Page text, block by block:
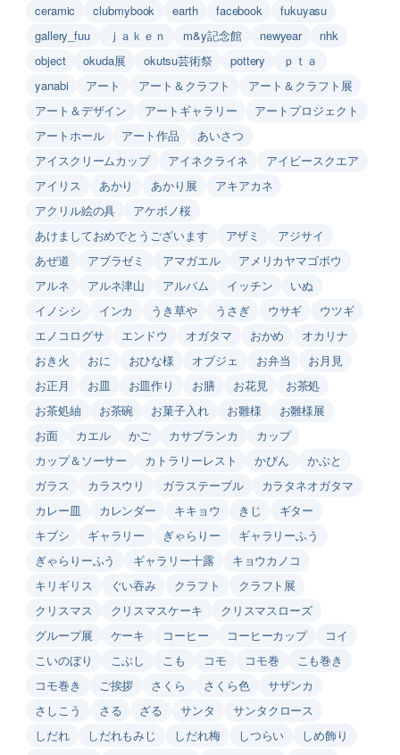
ceramic
clubmybook earth facebook
fukuyasu
gallery_fuu
ｊａｋｅｎ m&y記念館 newyear
nhk
object
okuda展 okutsu芸術祭 pottery
ｐｔａ
yanabi
アート アート＆クラフト
アート＆クラフト展
アート＆デザイン
アートギャラリー
アートプロジェクト
アートホール
アート作品
あいさつ
アイスクリームカップ
アイネクライネ
アイビースクエア
アイリス
あかり あかり展
アキアカネ
アクリル絵の具
アケボノ桜
あけましておめでとうございます
アザミ
アジサイ
あぜ道
アブラゼミ アマガエル
アメリカヤマゴボウ
アルネ
アルネ津山 アルバム イッチン
いぬ
イノシシ
インカ うき草や うさぎ ウサギ
ウツギ
エノコログサ
エンドウ オガタマ おかめ
オカリナ
おき火
おに おひな様 オブジェ お弁当
お月見
お正月
お皿 お皿作り お膳 お花見
お茶処
お茶処紬
お茶碗 お菓子入れ お雛様
お雛様展
お面
カエル かご カサブランカ
カップ
カップ＆ソーサー
カトラリーレスト かびん
かぶと
ガラス
カラスウリ ガラステーブル
カラタネオガタマ
カレー皿
カレンダー キキョウ きじ
ギター
キブシ
ギャラリー ぎゃらりー
ギャラリーふう
ぎゃらりーふう
ギャラリー十露
キョウカノコ
キリギリス
ぐい吞み クラフト
クラフト展
クリスマス
クリスマスケーキ
クリスマスローズ
グループ展
ケーキ コーヒー コーヒーカップ
コイ
こいのぼり
こぶし こも コモ コモ巻
こも巻き
コモ巻き
ご挨拶 さくら さくら色
サザンカ
さしこう
さる ざる サンタ
サンタクロース
しだれ
しだれもみじ しだれ梅 しつらい
しめ飾り